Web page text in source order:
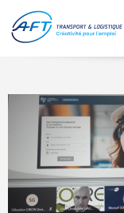
contenu
principal